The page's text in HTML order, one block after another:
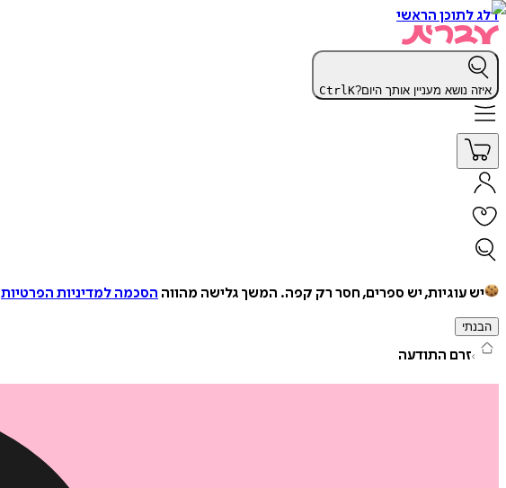
דלג לתוכן הראשי
איזה נושא מעניין אותך היום? CtrlK
יש עוגיות, יש ספרים, חסר רק קפה. המשך גלישה מהווה הסכמה למדיניות הפרטיות
הבנתי
זרם התודעה